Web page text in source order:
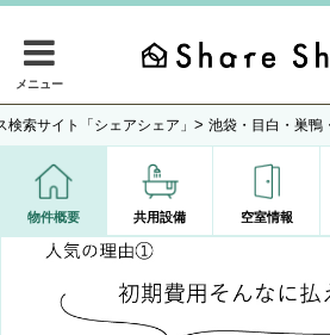
メニュー
検索サイト「シェアシェア」 > 池袋・目白・巣鴨
物件概要 共用設備 空室情報